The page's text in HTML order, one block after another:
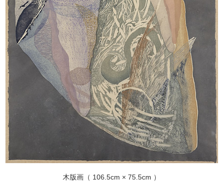
木版画（ 106.5cm × 75.5cm ）